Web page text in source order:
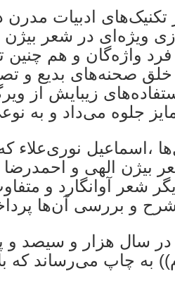
تکنیک‌های ادبیات
ویژه‌ای در شعر
واژه‌گان و هم چنین
صحنه‌های بدیع و
زیبایش از
جلوه می‌داد و به
،اسماعیل
بیژن الهی و
شعر آوانگارد و
و بررسی آن‌ها
در سال هزار و سیصد
به چاپ می‌رساند که